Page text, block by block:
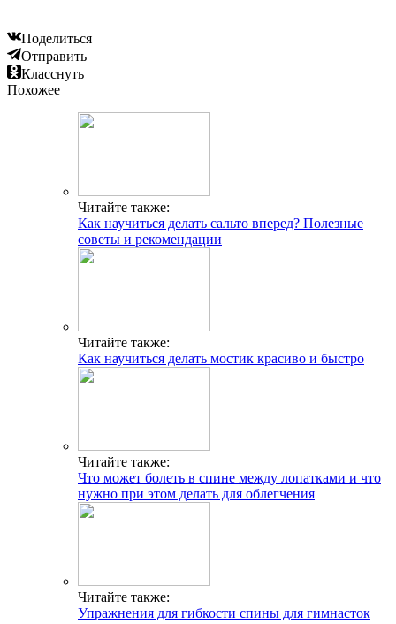
Поделиться
Отправить
Класснуть
Похожее
Читайте также:
Как научиться делать сальто вперед? Полезные
советы и рекомендации
Читайте также:
Как научиться делать мостик красиво и быстро
Читайте также:
Что может болеть в спине между лопатками и что
нужно при этом делать для облегчения
Читайте также:
Упражнения для гибкости спины для гимнасток
ГДЕ ПРОХОДЯТ
Г. МОСКВА, М. КРЫЛАТСКОЕ,
УЛ. КРЫЛАТСКАЯ